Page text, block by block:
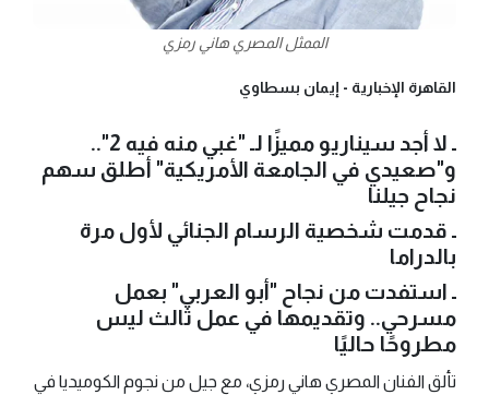
الممثل المصري هاني رمزي
القاهرة الإخبارية - إيمان بسطاوي
ـ لا أجد سيناريو مميزًا لـ "غبي منه فيه 2"..
و"صعيدي في الجامعة الأمريكية" أطلق سهم
نجاح جيلنا
ـ قدمت شخصية الرسام الجنائي لأول مرة
بالدراما
ـ استفدت من نجاح "أبو العربي" بعمل
مسرحي.. وتقديمها في عمل ثالث ليس
مطروحًا حاليًا
تألق الفنان المصري هاني رمزي، مع جيل من نجوم الكوميديا في